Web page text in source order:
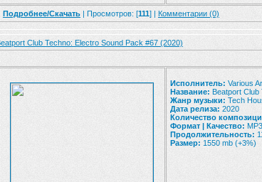
Подробнее/Скачать | Просмотров: [111] | Комментарии (0)
Club Techno: Electro Sound Pack #67 (2020)
Исполнитель: Various
Название: Beatport Club
Жанр музыки: Tech
Дата релиза: 2020
Количество
Формат | Качество:
Продолжительность:
Размер: 1550 mb (+3%)